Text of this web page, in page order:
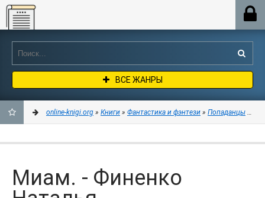
Online-knigi.org
ВСЕ ЖАНРЫ
ЗАКЛАДКИ
online-knigi.org » Книги » Фантастика и фэнтези » Попаданцы »
Миам. - Финенко